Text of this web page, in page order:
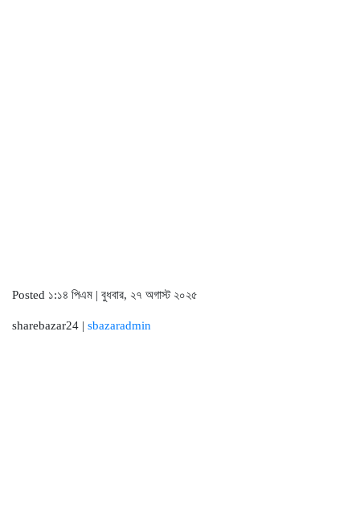
Posted ১:১৪ পিএম | বুধবার, ২৭ অগাস্ট ২০২৫
sharebazar24 | sbazaradmin